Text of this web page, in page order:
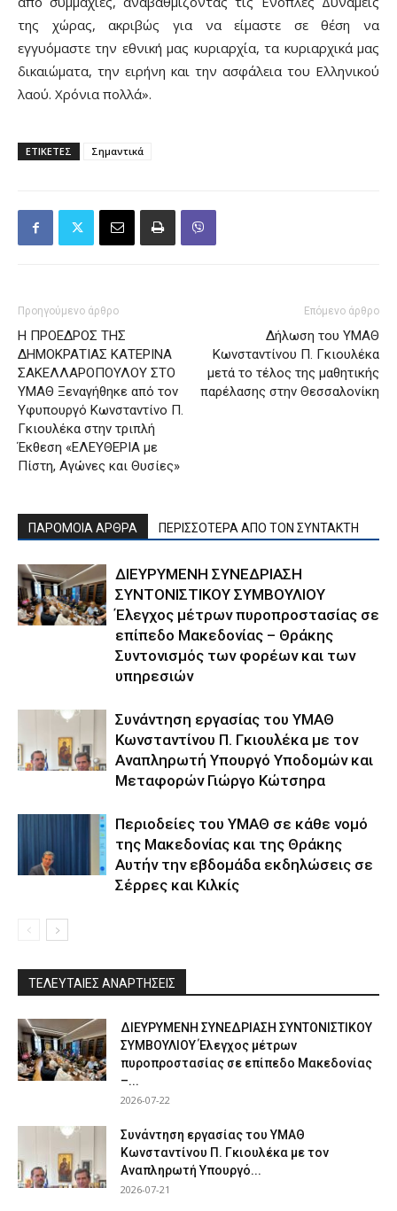
της χώρας, ακριβώς για να είμαστε σε θέση να
εγγυόμαστε την εθνική μας κυριαρχία, τα κυριαρχικά μας
δικαιώματα, την ειρήνη και την ασφάλεια του Ελληνικού
λαού. Χρόνια πολλά».
ΕΤΙΚΕΤΕΣ Σημαντικά
Προηγούμενο άρθρο
Η ΠΡΟΕΔΡΟΣ ΤΗΣ
ΔΗΜΟΚΡΑΤΙΑΣ ΚΑΤΕΡΙΝΑ
ΣΑΚΕΛΛΑΡΟΠΟΥΛΟΥ ΣΤΟ
ΥΜΑΘ Ξεναγήθηκε από τον
Υφυπουργό Κωνσταντίνο Π.
Γκιουλέκα στην τριπλή
Έκθεση «ΕΛΕΥΘΕΡΙΑ με
Πίστη, Αγώνες και Θυσίες»
Επόμενο άρθρο
Δήλωση του ΥΜΑΘ
Κωνσταντίνου Π. Γκιουλέκα
μετά το τέλος της μαθητικής
παρέλασης στην Θεσσαλονίκη
ΠΑΡΟΜΟΙΑ ΑΡΘΡΑ ΠΕΡΙΣΣΟΤΕΡΑ ΑΠΟ ΤΟΝ ΣΥΝΤΑΚΤΗ
ΔΙΕΥΡΥΜΕΝΗ ΣΥΝΕΔΡΙΑΣΗ
ΣΥΝΤΟΝΙΣΤΙΚΟΥ ΣΥΜΒΟΥΛΙΟΥ
Έλεγχος μέτρων πυροπροστασίας σε
επίπεδο Μακεδονίας – Θράκης
Συντονισμός των φορέων και των
υπηρεσιών
Συνάντηση εργασίας του ΥΜΑΘ
Κωνσταντίνου Π. Γκιουλέκα με τον
Αναπληρωτή Υπουργό Υποδομών και
Μεταφορών Γιώργο Κώτσηρα
Περιοδείες του ΥΜΑΘ σε κάθε νομό
της Μακεδονίας και της Θράκης
Αυτήν την εβδομάδα εκδηλώσεις σε
Σέρρες και Κιλκίς
ΤΕΛΕΥΤΑΙΕΣ ΑΝΑΡΤΗΣΕΙΣ
ΔΙΕΥΡΥΜΕΝΗ ΣΥΝΕΔΡΙΑΣΗ ΣΥΝΤΟΝΙΣΤΙΚΟΥ
ΣΥΜΒΟΥΛΙΟΥ Έλεγχος μέτρων
πυροπροστασίας σε επίπεδο Μακεδονίας
–...
2026-07-22
Συνάντηση εργασίας του ΥΜΑΘ
Κωνσταντίνου Π. Γκιουλέκα με τον
Αναπληρωτή Υπουργό...
2026-07-21